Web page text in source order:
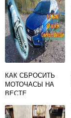
КАК СБРОСИТЬ
МОТОЧАСЫ НА
ВЕСТЕ